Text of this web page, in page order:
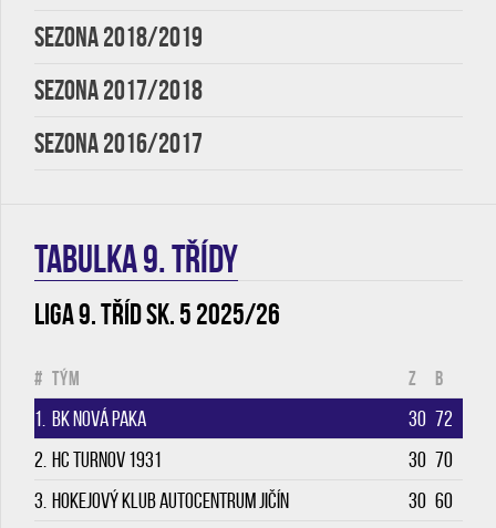
SEZONA 2018/2019
SEZONA 2017/2018
SEZONA 2016/2017
TABULKA 9. třídy
Liga 9. tříd sk. 5 2025/26
# Tým Z B
1. BK Nová Paka 30 72
2. HC Turnov 1931 30 70
3. Hokejový klub Autocentrum Jičín 30 60